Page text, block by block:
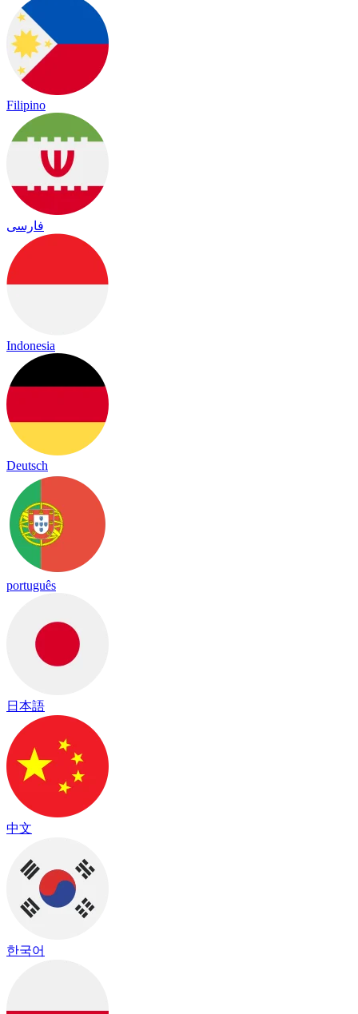
Filipino
فارسی
Indonesia
Deutsch
português
日本語
中文
한국어